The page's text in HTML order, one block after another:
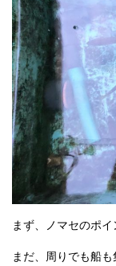
まず、ノマセのポ
まだ、周りでも船